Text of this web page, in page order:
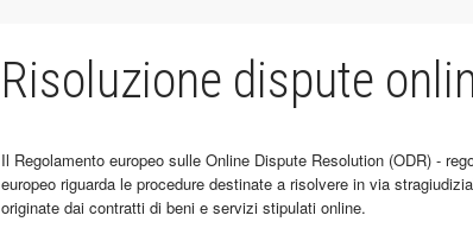
Risoluzione dispute
Il Regolamento europeo sulle Online Dispute Resolution (ODR) -
europeo riguarda le procedure destinate a risolvere in via
originate dai contratti di beni e servizi stipulati online.